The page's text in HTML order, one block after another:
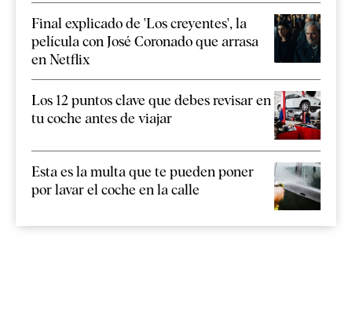
Final explicado de 'Los creyentes', la
película con José Coronado que arrasa
en Netflix
Los 12 puntos clave que debes revisar en
tu coche antes de viajar
Esta es la multa que te pueden poner
por lavar el coche en la calle